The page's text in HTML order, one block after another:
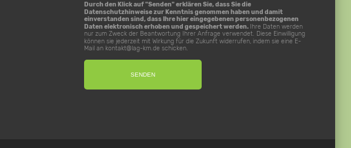
Durch den Klick auf "Senden" erklären Sie, dass Sie die
Datenschutzhinweisezur Kenntnis genommen haben und damit
einverstanden sind, dass Ihre hier eingegebenen personenbezogenen
Daten elektronisch erhoben und gespeichert werden. Ihre Daten werden
nur zum Zweck der Beantwortung Ihrer Anfrage verwendet. Diese Einwilligung
können sie jederzeit mit Wirkung für die Zukunft widerrufen, indem sie eine E-
Mail an kontakt@lag-km.de schicken.